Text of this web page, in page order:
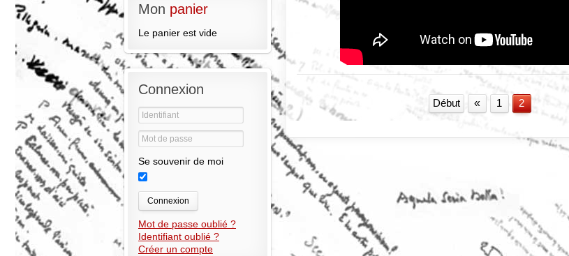
Début « 1 2
Mon panier
Le panier est vide
Connexion
Se souvenir de moi
Connexion
Mot de passe oublié ?
Identifiant oublié ?
Créer un compte